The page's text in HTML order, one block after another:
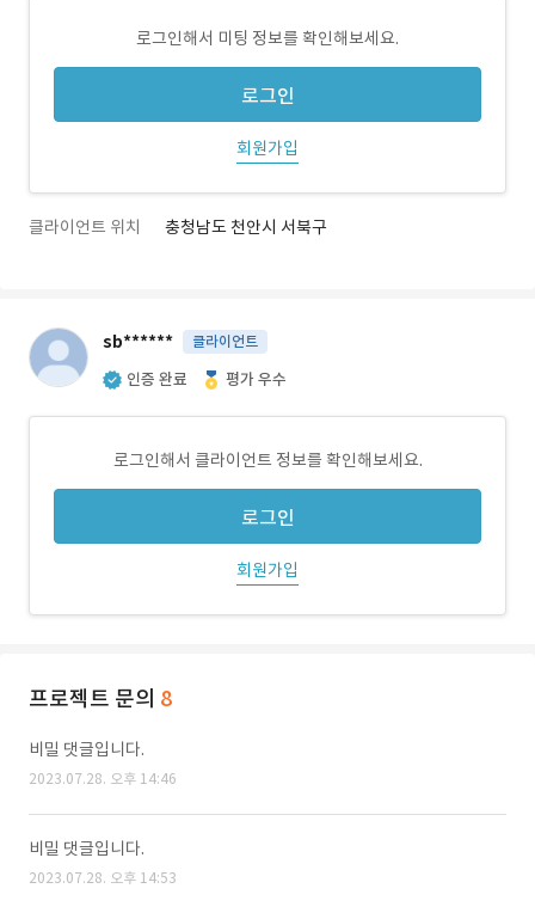
로그인해서 미팅 정보를 확인해보세요.
로그인
회원가입
클라이언트 위치 충청남도 천안시 서북구
sb****** 클라이언트
인증 완료 평가 우수
로그인해서 클라이언트 정보를 확인해보세요.
로그인
회원가입
프로젝트 문의 8
비밀 댓글입니다.
2023.07.28. 오후 14:46
비밀 댓글입니다.
2023.07.28. 오후 14:53